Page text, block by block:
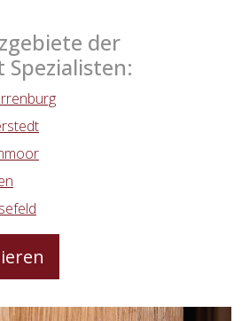
der
Spezialisten: